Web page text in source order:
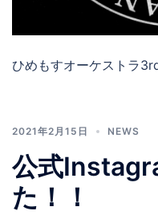
ひめもすオーケストラ
2021年2月15日 NEWS
公式
た！！